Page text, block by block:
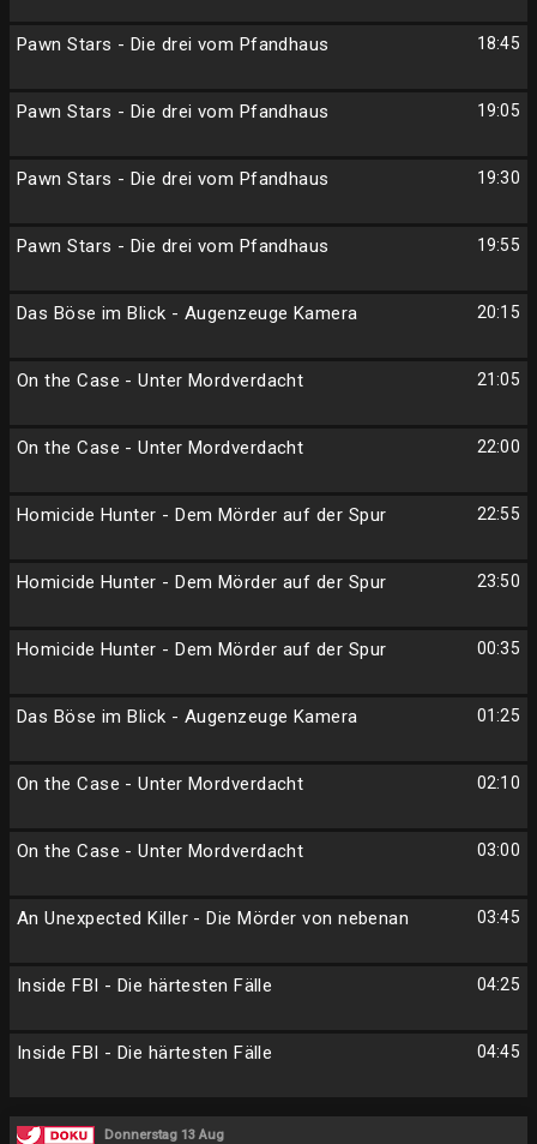
18:45
Pawn Stars - Die drei vom Pfandhaus
19:05
Pawn Stars - Die drei vom Pfandhaus
19:30
Pawn Stars - Die drei vom Pfandhaus
19:55
Pawn Stars - Die drei vom Pfandhaus
20:15
Das Böse im Blick - Augenzeuge Kamera
21:05
On the Case - Unter Mordverdacht
22:00
On the Case - Unter Mordverdacht
22:55
Homicide Hunter - Dem Mörder auf der Spur
23:50
Homicide Hunter - Dem Mörder auf der Spur
00:35
Homicide Hunter - Dem Mörder auf der Spur
01:25
Das Böse im Blick - Augenzeuge Kamera
02:10
On the Case - Unter Mordverdacht
03:00
On the Case - Unter Mordverdacht
03:45
An Unexpected Killer - Die Mörder von nebenan
04:25
Inside FBI - Die härtesten Fälle
04:45
Inside FBI - Die härtesten Fälle
Donnerstag 13 Aug